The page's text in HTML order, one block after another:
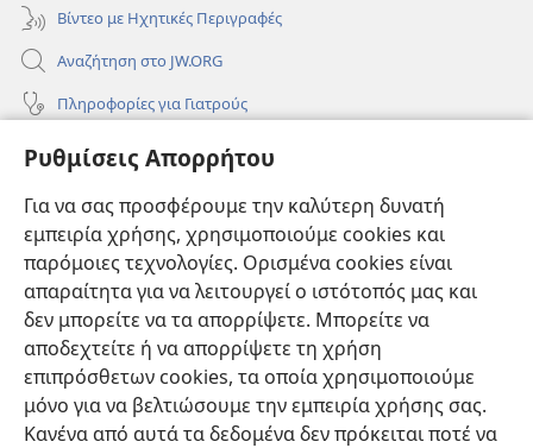
Ρυθμίσεις Απορρήτου
Για να σας προσφέρουμε την καλύτερη δυνατή
εμπειρία χρήσης, χρησιμοποιούμε cookies και
παρόμοιες τεχνολογίες. Ορισμένα cookies είναι
απαραίτητα για να λειτουργεί ο ιστότοπός μας και
δεν μπορείτε να τα απορρίψετε. Μπορείτε να
αποδεχτείτε ή να απορρίψετε τη χρήση
επιπρόσθετων cookies, τα οποία χρησιμοποιούμε
μόνο για να βελτιώσουμε την εμπειρία χρήσης σας.
Κανένα από αυτά τα δεδομένα δεν πρόκειται ποτέ να
Βίντεο με Ηχητικές Περιγραφές
Αναζήτηση στο JW.ORG
Πληροφορίες για Γιατρούς
Πληροφορίες για Επίσημους Φορείς και ΜΜΕ
Συνεισφορές
(ανοίγει
παράθυρο)ΔΙΑΔΙΚΤΥΑΚΗ ΒΙΒΛΙΟΘΗΚΗ της Σκοπιάς™
(ανοίγει
νέο
παράθυρο)
JW Hub
(ανοίγει
νέο
παράθυρο)JW Library®